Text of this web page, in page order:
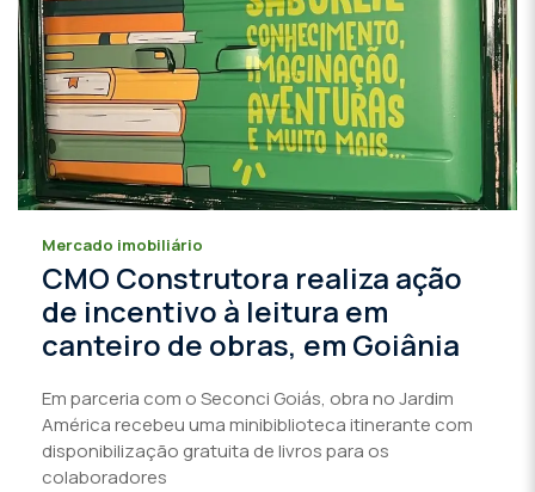
Mercado imobiliário
CMO Construtora realiza ação
de incentivo à leitura em
canteiro de obras, em Goiânia
Em parceria com o Seconci Goiás, obra no Jardim
América recebeu uma minibiblioteca itinerante com
disponibilização gratuita de livros para os
colaboradores